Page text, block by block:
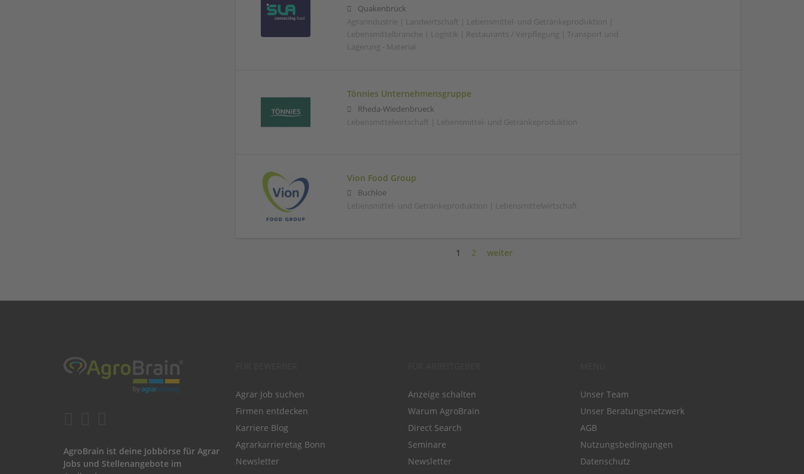
Quakenbrück
Agrarindustrie | Landwirtschaft | Lebensmittel- und Getränkeproduktion |
Lebensmittelbranche | Logistik | Restaurants / Verpflegung | Transport und
Lagerung - Material
Tönnies Unternehmensgruppe
Rheda-Wiedenbrueck
Lebensmittelwirtschaft | Lebensmittel- und Getränkeproduktion
Vion Food Group
Buchloe
Lebensmittel- und Getränkeproduktion | Lebensmittelwirtschaft
1 2 weiter
AgroBrain ist deine Jobbörse für Agrar
Jobs und Stellenangebote im
Agrar Job suchen
Firmen entdecken
Karriere Blog
Agrarkarrieretag Bonn
Newsletter
Anzeige schalten
Warum AgroBrain
Direct Search
Seminare
Newsletter
Unser Team
Unser Beratungsnetzwerk
AGB
Nutzungsbedingungen
Datenschutz